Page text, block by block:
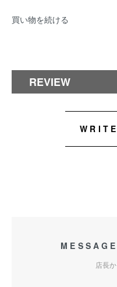
買い物を続ける
REVIEW
店長